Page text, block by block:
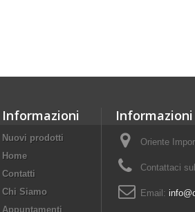
Informazioni
Nuovi prodotti
Home
Contatti
Chi Siamo
Appuntamenti
Oriente
Contattaci
Email: